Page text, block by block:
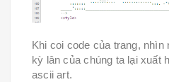
Khi coi code của trang, nhìn
kỳ lân của chúng ta lại xuất
ascii art.